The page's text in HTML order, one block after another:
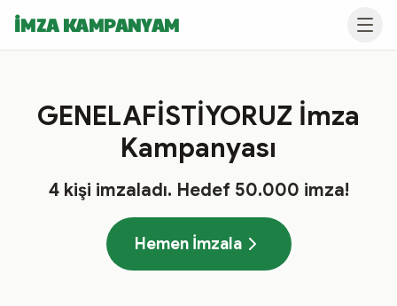
İMZA KAMPANYAM
GENELAFİSTİYORUZ İmza
Kampanyası
4kişi imzaladı. Hedef 50.000 imza!
Hemen İmzala